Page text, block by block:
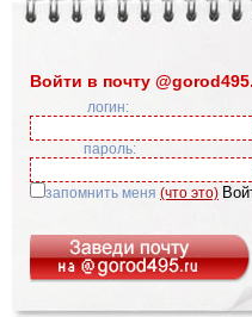
Войти в почту
логин:
пароль:
запомнить меня (что это)